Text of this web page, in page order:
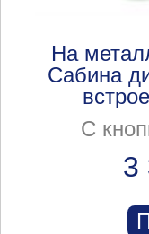
На
Сабина
С
3